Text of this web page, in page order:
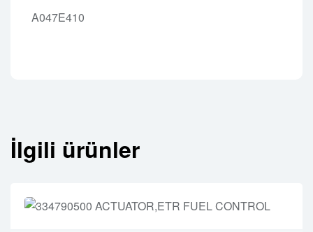
A047E410
İlgili ürünler